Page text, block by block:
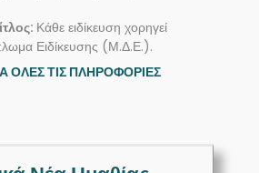
Κάθε ειδίκευση χορηγεί
Ειδίκευσης (Μ.Δ.Ε.).
ΟΛΕΣ ΤΙΣ ΠΛΗΡΟΦΟΡΙΕΣ